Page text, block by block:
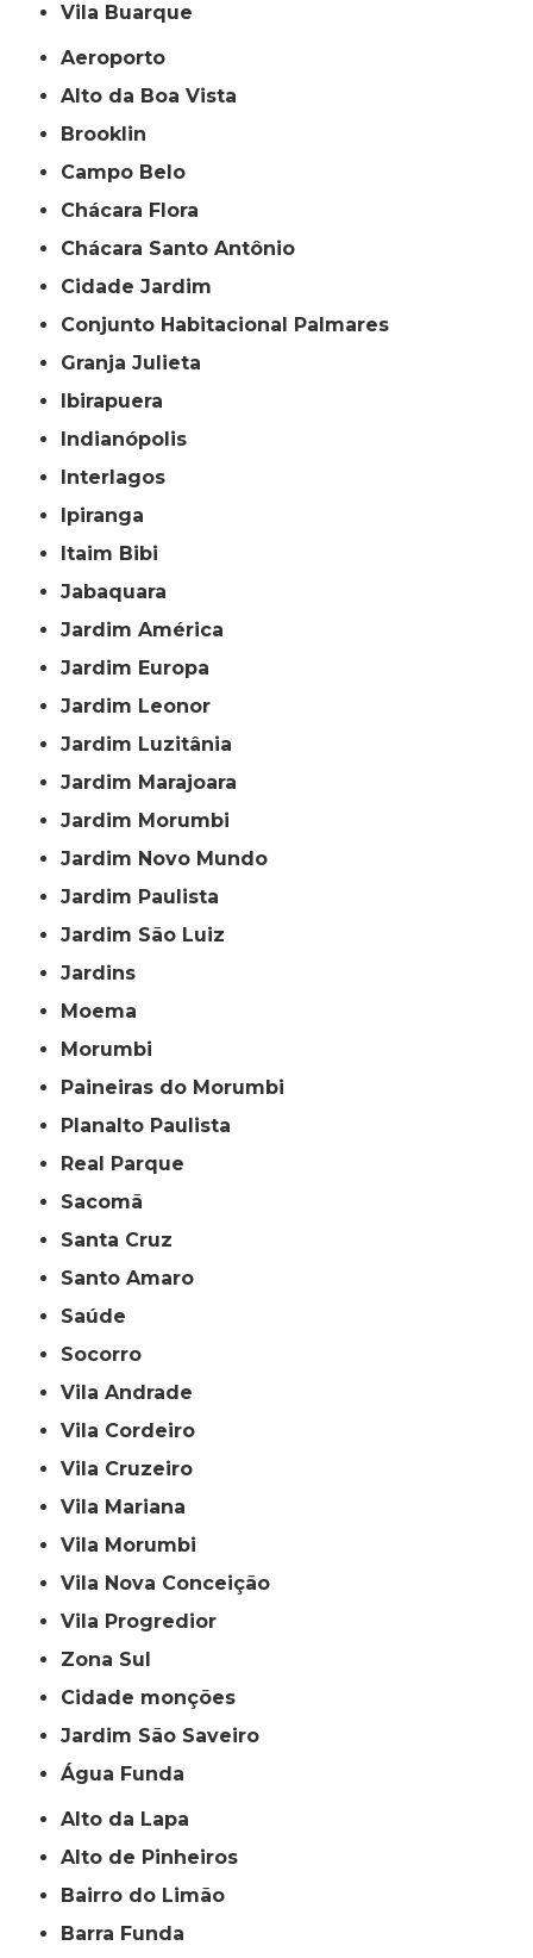
Vila Buarque
Aeroporto
Alto da Boa Vista
Brooklin
Campo Belo
Chácara Flora
Chácara Santo Antônio
Cidade Jardim
Conjunto Habitacional Palmares
Granja Julieta
Ibirapuera
Indianópolis
Interlagos
Ipiranga
Itaim Bibi
Jabaquara
Jardim América
Jardim Europa
Jardim Leonor
Jardim Luzitânia
Jardim Marajoara
Jardim Morumbi
Jardim Novo Mundo
Jardim Paulista
Jardim São Luiz
Jardins
Moema
Morumbi
Paineiras do Morumbi
Planalto Paulista
Real Parque
Sacomã
Santa Cruz
Santo Amaro
Saúde
Socorro
Vila Andrade
Vila Cordeiro
Vila Cruzeiro
Vila Mariana
Vila Morumbi
Vila Nova Conceição
Vila Progredior
Zona Sul
cidade monções
jardim São Saveiro
Água Funda
Alto da Lapa
Alto de Pinheiros
Bairro do Limão
Barra Funda